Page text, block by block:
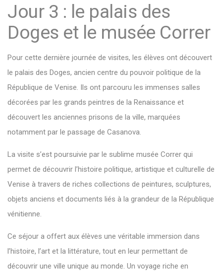
Jour 3 : le palais des
Doges et le musée Correr
Pour cette dernière journée de visites, les élèves ont découvert
le palais des Doges, ancien centre du pouvoir politique de la
République de Venise. Ils ont parcouru les immenses salles
décorées par les grands peintres de la Renaissance et
découvert les anciennes prisons de la ville, marquées
notamment par le passage de Casanova.
La visite s’est poursuivie par le sublime musée Correr qui
permet de découvrir l’histoire politique, artistique et culturelle de
Venise à travers de riches collections de peintures, sculptures,
objets anciens et documents liés à la grandeur de la République
vénitienne.
Ce séjour a offert aux élèves une véritable immersion dans
l’histoire, l’art et la littérature, tout en leur permettant de
découvrir une ville unique au monde. Un voyage riche en